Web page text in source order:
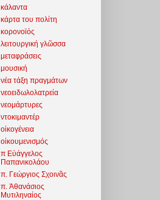
κάλαντα
κάρτα του πολίτη
κορονοϊός
λειτουργική γλῶσσα
μεταφράσεις
μουσική
νέα τάξη πραγμάτων
νεοειδωλολατρεία
νεομάρτυρες
ντοκιμαντέρ
οἰκογένεια
οἰκουμενισμός
π Εὐάγγελος
Παπανικολάου
π. Γεώργιος Σχοινᾶς
π. Ἀθανάσιος
Μυτιληναίος